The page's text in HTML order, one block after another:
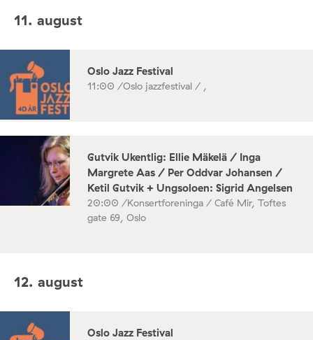
11. august
Oslo Jazz Festival
11:00 /Oslo jazzfestival / ,
Gutvik Ukentlig: Ellie Mäkelä / Inga
Margrete Aas / Per Oddvar Johansen /
Ketil Gutvik + Ungsoloen: Sigrid Angelsen
20:00 /Konsertforeninga / Café Mir, Toftes
gate 69, Oslo
12. august
Oslo Jazz Festival